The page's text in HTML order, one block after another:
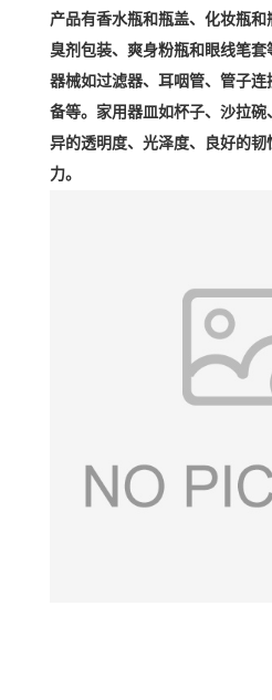
产品有香水瓶和瓶盖、化妆瓶
臭剂包装、爽身粉瓶和眼线笔
器械如过滤器、耳咽管、管子
备等。家用器皿如杯子、沙拉
异的透明度、光泽度、良好的
力。